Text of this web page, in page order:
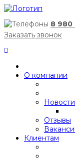
8 980
Заказать звонок
О компании
Новости
Отзывы
Клиентам